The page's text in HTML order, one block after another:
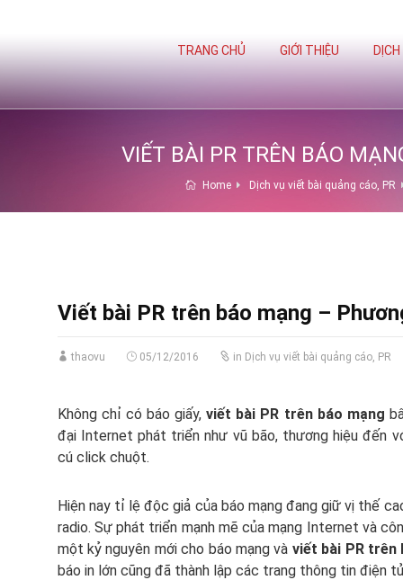
TRANG CHỦ GIỚI THIỆU
VIẾT BÀI PR TRÊN BÁO
Home Dịch vụ viết bài quảng cáo, PR
Viết bài PR trên báo mạng –
thaovu 05/12/2016 in Dịch vụ viết bài quảng cáo, PR
Không chỉ có báo giấy,viết bài PR trên báo mạng
đại Internet phát triển như vũ bão, thương hiệu đến
cú click chuột.
Hiện nay tỉ lệ độc giả của báo mạng đang giữ vị thế
radio. Sự phát triển mạnh mẽ của mạng Internet và
một kỷ nguyên mới cho báo mạng và viết bài PR trên
báo in lớn cũng đã thành lập các trang thông tin điện